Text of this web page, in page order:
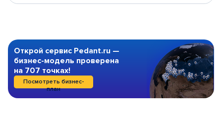
Открой сервис Pedant.ru —
бизнес-модель проверена
на 707 точках!
Посмотреть бизнес-
план